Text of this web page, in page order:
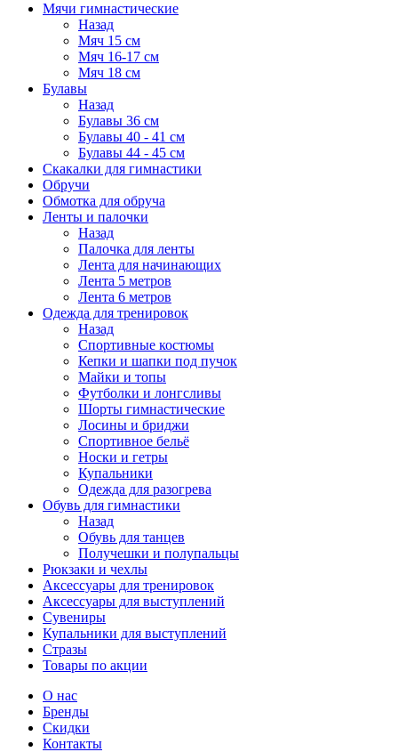
Мячи гимнастические
Назад
Мяч 15 см
Мяч 16-17 см
Мяч 18 см
Булавы
Назад
Булавы 36 см
Булавы 40 - 41 см
Булавы 44 - 45 см
Скакалки для гимнастики
Обручи
Обмотка для обруча
Ленты и палочки
Назад
Палочка для ленты
Лента для начинающих
Лента 5 метров
Лента 6 метров
Одежда для тренировок
Назад
Спортивные костюмы
Кепки и шапки под пучок
Майки и топы
Футболки и лонгсливы
Шорты гимнастические
Лосины и бриджи
Спортивное бельё
Носки и гетры
Купальники
Одежда для разогрева
Обувь для гимнастики
Назад
Обувь для танцев
Получешки и полупальцы
Рюкзаки и чехлы
Аксессуары для тренировок
Аксессуары для выступлений
Сувениры
Купальники для выступлений
Стразы
Товары по акции
О нас
Бренды
Скидки
Контакты